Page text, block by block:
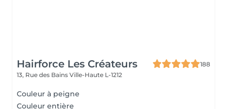
Hairforce Les Créateurs
188
13, Rue des Bains Ville-Haute L-1212
Couleur à peigne
Couleur entière